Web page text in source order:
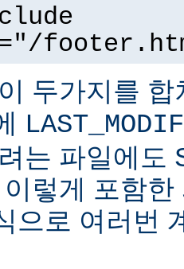
두가지를
는 파일에도
렇게 포함
으로 여러번